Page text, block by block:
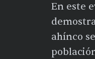
En este
ahínco